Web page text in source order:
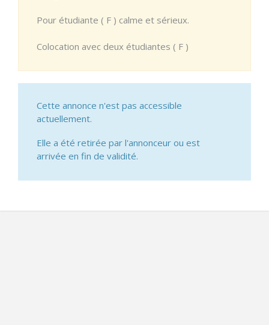
Pour étudiante ( F ) calme et sérieux.
Colocation avec deux étudiantes ( F )
Cette annonce n'est pas accessible
actuellement.
Elle a été retirée par l'annonceur ou est
arrivée en fin de validité.